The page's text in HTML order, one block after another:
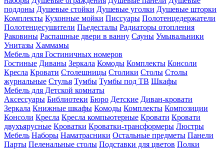
поддоны Душевые стойки Душевые уголки Душевые шторки
Комплекты Кухонные мойки Писсуары Полотенцедержатели
Полотенцесушители Пьедесталы Радиаторы отопления
Раковины Распашные двери в ванну Сауны Умывальники
Унитазы Хаммамы
Мебель для Гостиничных номеров
Гостиные Диваны Зеркала Комоды Комплекты Консоли
Кресла Кровати Столешницы Столики Столы Столы
журнальные Стулья Тумбы Тумбы под ТВ Шкафы
Мебель для Детской комнаты
Аксессуары Библиотеки Бюро Детские Диван-кровати
Зеркала Книжные шкафы Комоды Комплекты Композиции
Консоли Кресла Кресла компьютерные Кровати Кровати
двухъярусные Кроватки Кроватки-трансформеры Люстры
Мебель Наборы Наматрасники Остальные предметы Панели
Парты Пеленальные столы Подставки для цветов Полки